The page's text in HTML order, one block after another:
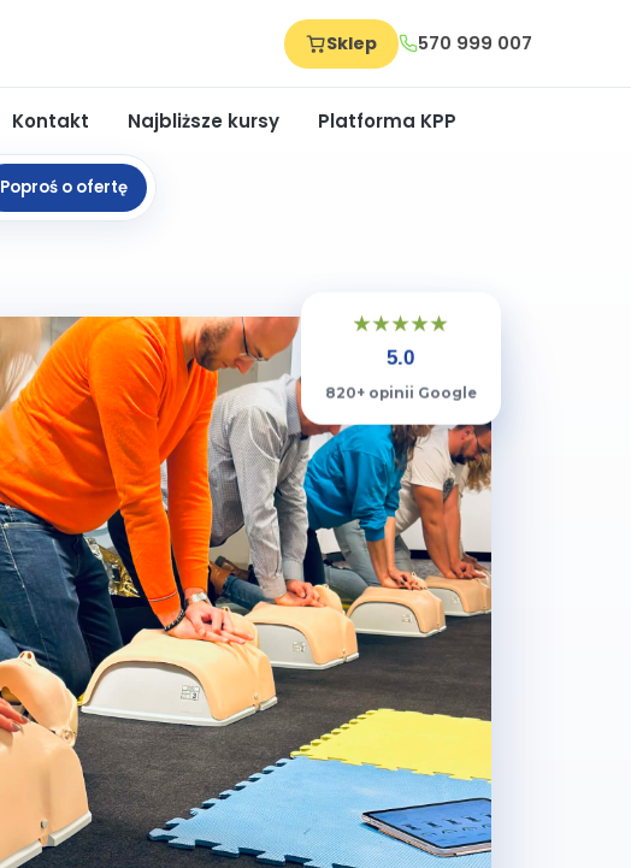
Sklep 570 999 007
Kontakt Najbliższe kursy Platforma KPP
Poproś o ofertę
★★★★★
5.0
820+ opinii Google